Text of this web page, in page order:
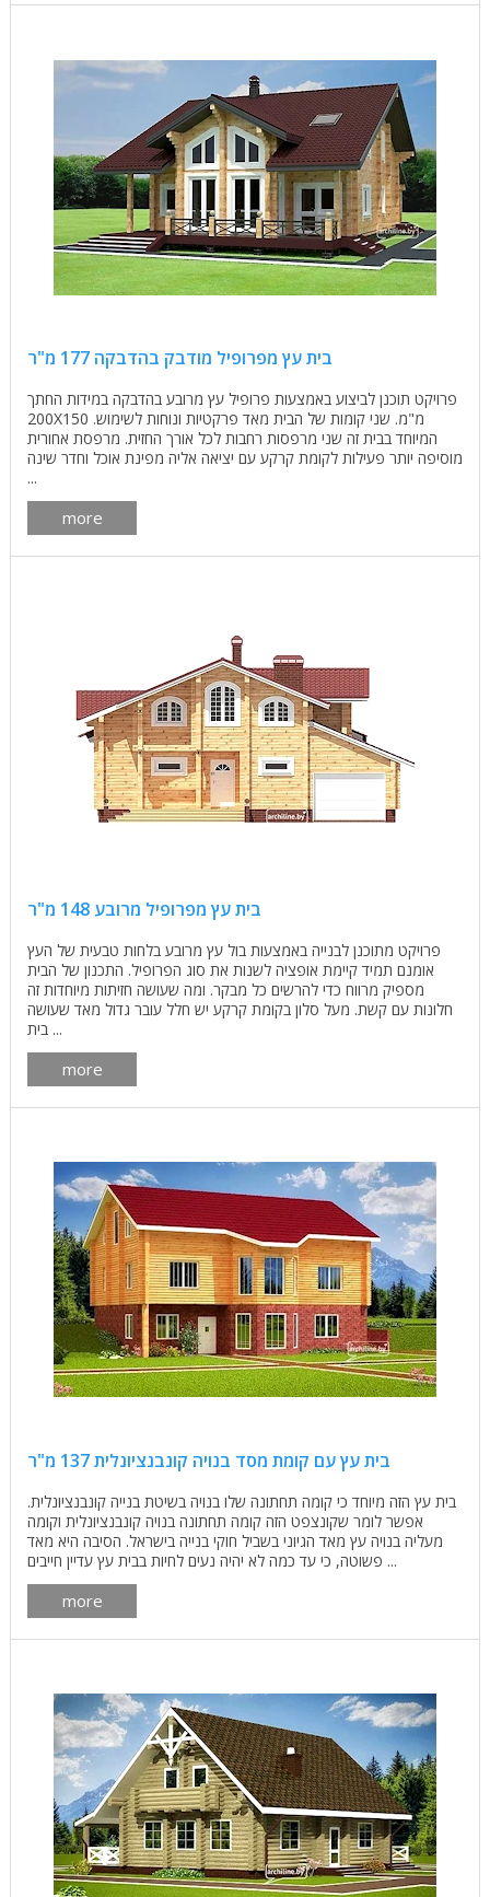
בית עץ מפרופיל מודבק בהדבקה 177 מ"ר
פרויקט תוכנן לביצוע באמצעות פרופיל עץ מרובע בהדבקה במידות החתך
200X150 מ"מ. שני קומות של הבית מאד פרקטיות ונוחות לשימוש.
המיוחד בבית זה שני מרפסות רחבות לכל אורך החזית. מרפסת אחורית
מוסיפה יותר פעילות לקומת קרקע עם יציאה אליה מפינת אוכל וחדר שינה
...
more
בית עץ מפרופיל מרובע 148 מ"ר
פרויקט מתוכנן לבנייה באמצעות בול עץ מרובע בלחות טבעית של העץ
אומנם תמיד קיימת אופציה לשנות את סוג הפרופיל. התכנון של הבית
מספיק מרווח כדי להרשים כל מבקר. ומה שעושה חזיתות מיוחדות זה
חלונות עם קשת. מעל סלון בקומת קרקע יש חלל עובר גדול מאד שעושה
בית ...
more
בית עץ עם קומת מסד בנויה קונבנציונלית 137 מ"ר
בית עץ הזה מיוחד כי קומה תחתונה שלו בנויה בשיטת בנייה קונבנציונלית.
אפשר לומר שקונצפט הזה קומה תחתונה בנויה קונבנציונלית וקומה
מעליה בנויה עץ מאד הגיוני בשביל חוקי בנייה בישראל. הסיבה היא מאד
פשוטה, כי עד כמה לא יהיה נעים לחיות בבית עץ עדיין חייבים ...
more